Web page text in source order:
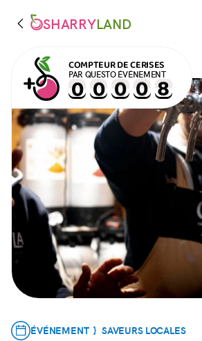
SHARRYLAND
COMPTEUR DE CERISES
PAR QUESTO ÉVÉNEMENT
ÉVÉNEMENT } SAVEURS LOCALES